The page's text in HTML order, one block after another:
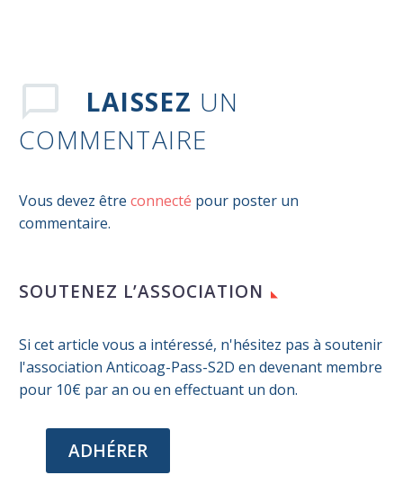
LAISSEZ UN
COMMENTAIRE
Vous devez être connecté pour poster un
commentaire.
SOUTENEZ L’ASSOCIATION
Si cet article vous a intéressé, n'hésitez pas à soutenir
l'association Anticoag-Pass-S2D en devenant membre
pour 10€ par an ou en effectuant un don.
ADHÉRER